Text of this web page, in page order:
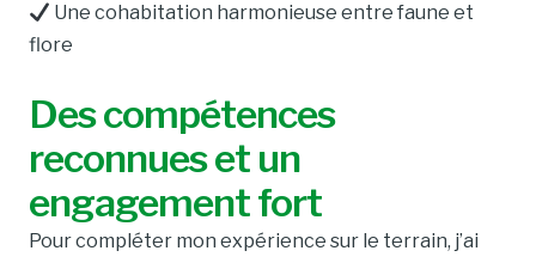
Une cohabitation harmonieuse entre faune et
flore
Des compétences
reconnues et un
engagement fort
Pour compléter mon expérience sur le terrain, j’ai